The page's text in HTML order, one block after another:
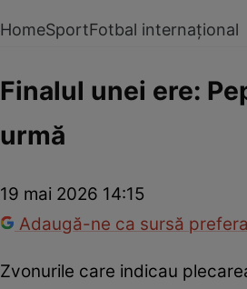
HomeSportFotbal internațional
Finalul unei ere:
urmă
19 mai 2026 14:15
Adaugă-ne ca sursă
Zvonurile care indicau